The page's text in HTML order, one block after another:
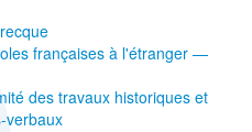
françaises à l'étranger —
des travaux historiques et
verbaux